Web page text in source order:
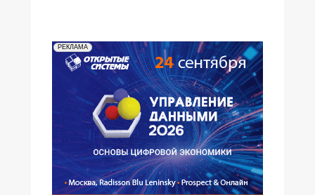
РЕКЛАМА